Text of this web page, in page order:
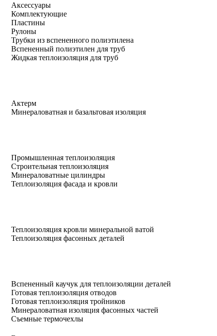
Аксессуары
Комплектующие
Пластины
Рулоны
Трубки из вспененного полиэтилена
Вспененный полиэтилен для труб
Жидкая теплоизоляция для труб
Актерм
Минераловатная и базальтовая изоляция
Промышленная теплоизоляция
Строительная теплоизоляция
Минераловатные цилиндры
Теплоизоляция фасада и кровли
Теплоизоляция кровли минеральной ватой
Теплоизоляция фасонных деталей
Вспененный каучук для теплоизоляции деталей
Готовая теплоизоляция отводов
Готовая теплоизоляция тройников
Минераловатная изоляция фасонных частей
Съемные термочехлы